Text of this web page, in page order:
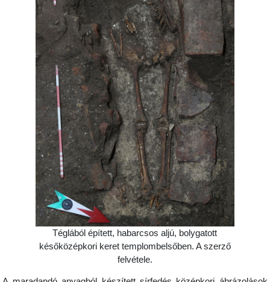
Téglából épített, habarcsos aljú, bolygatott
későközépkori keret templombelsőben. A szerző
felvétele.